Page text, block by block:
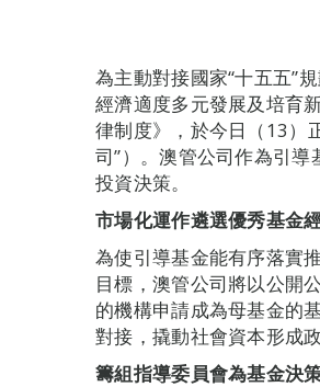
為主動對接國家“十五五”
經濟適度多元發展及培育
律制度》，於今日（13）
司”）。澳管公司作為引
投資決策。
市場化運作遴選優秀基金
為使引導基金能有序落實
目標，澳管公司將以公開
的機構申請成為母基金的
對接，撬動社會資本形成
籌組指導委員會為基金決